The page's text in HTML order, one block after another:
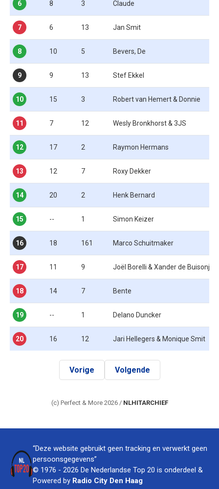
6 8 3 Claude
7 6 13 Jan Smit
8 10 5 Bevers, De
9 9 13 Stef Ekkel
10 15 3 Robert van Hemert & Donnie
11 7 12 Wesly Bronkhorst & 3JS
12 17 2 Raymon Hermans
13 12 7 Roxy Dekker
14 20 2 Henk Bernard
15 -- 1 Simon Keizer
16 18 161 Marco Schuitmaker
17 11 9 Joël Borelli & Xander de Buisonjé
18 14 7 Bente
19 -- 1 Delano Duncker
20 16 12 Jari Hellegers & Monique Smit
Vorige Volgende
(c) Perfect & More 2026 / NLHITARCHIEF
“Deze website gebruikt geen tracking en verwerkt geen
persoonsgegevens”
© 1976 - 2026 De Nederlandse Top 20 is onderdeel &
Powered by Radio City Den Haag